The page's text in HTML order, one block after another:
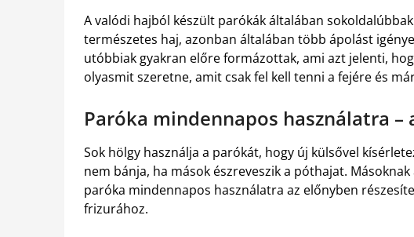
A valódi hajból készült parókák általában
természetes haj, azonban általában több ápolást
utóbbiak gyakran előre formázottak, ami azt jelenti,
olyasmit szeretne, amit csak fel kell tenni a fejére és
Paróka mindennapos használatra –
Sok hölgy használja a parókát, hogy új külsővel
nem bánja, ha mások észreveszik a póthajat.
paróka mindennapos használatra az előnyben
frizurához.